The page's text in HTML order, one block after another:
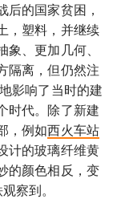
后的国家贫困，
，塑料，并继续
、更加几何、
隔离，但仍然注
影响了当时的建
时代。除了新建
，例如西火车站
计的玻璃纤维黄
的颜色相反，变
察到。